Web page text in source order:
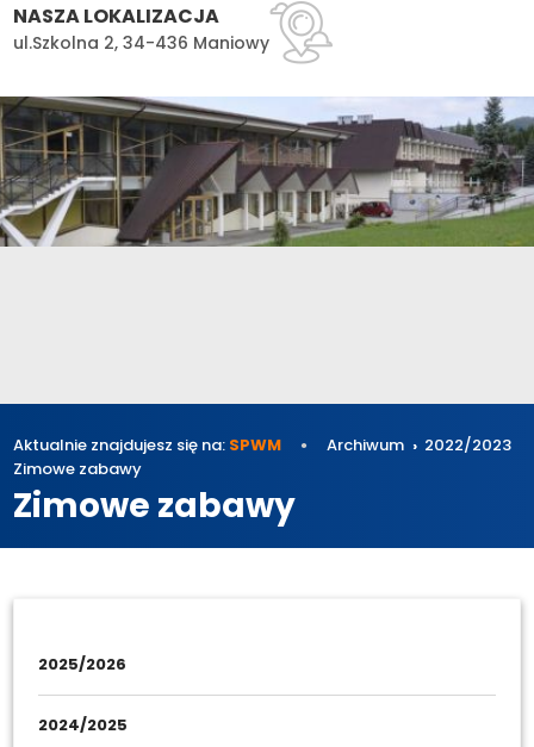
NASZA LOKALIZACJA
ul.Szkolna 2, 34-436 Maniowy
Aktualnie znajdujesz się na: SPWM Archiwum
2022/2023
Zimowe zabawy
Zimowe zabawy
2025/2026
2024/2025